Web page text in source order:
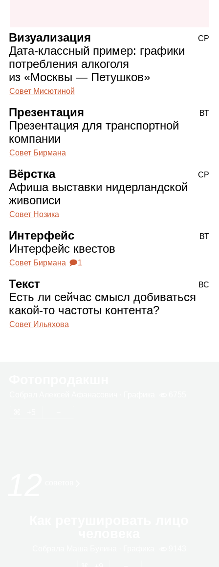
Визуализация
Дата‑классный пример: графики
потребления алкоголя
из «Москвы — Петушков»
Совет Мисютиной
СР
Презентация
Презентация для транспортной
компании
Совет Бирмана
ВТ
Вёрстка
Афиша выставки нидерландской
живописи
Совет Нозика
СР
Интерфейс
Интерфейс квестов
Совет Бирмана 🗩1
ВТ
Текст
Есть ли сейчас смысл добиваться
какой‑то частоты контента?
Совет Ильяхова
ВС